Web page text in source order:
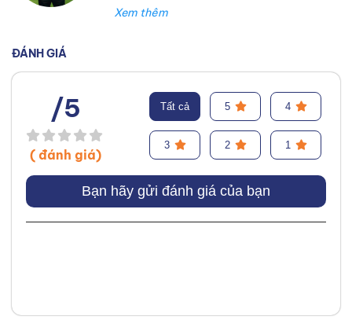
lốp xe. Trong suốt thời gian đó,
viên lốp xe, chuyên lắp ráp và
cân bằng lốp hiệu suất cao.
Trước đó, tôi đã tích lũy kinh
nghiệm tại hãng Mercedes với vai
trò kỹ sư Công Nghệ Ô Tô. Tôi tự
hào đã tư vấn thành công cho
hơn 3000+ khách hàng, giúp họ
lựa chọn được loại lốp phù hợp,
ĐÁNH GIÁ
/5
( đánh giá)
Tất cả 5 4
3 2 1
Bạn hãy gửi đánh giá của bạn